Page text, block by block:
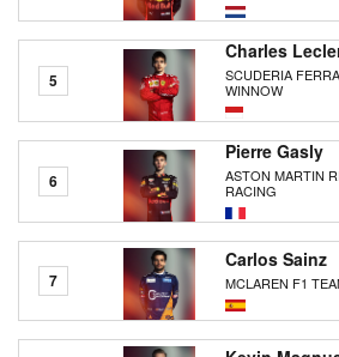
5
Charles
SCUDERIA
WINNOW
6
Pierre Gasly
ASTON MARTIN
RACING
7
Carlos Sainz
MCLAREN F1